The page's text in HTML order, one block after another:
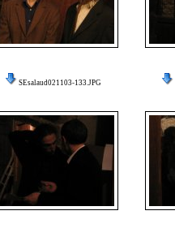
SEsalaud021103-133.JPG